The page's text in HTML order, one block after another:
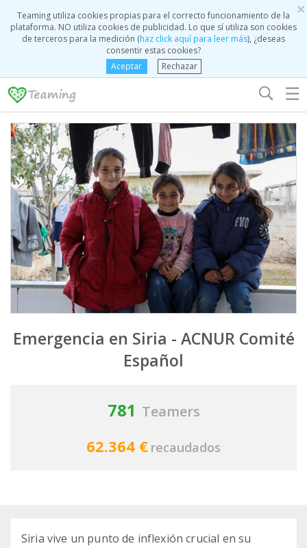
×
Teaming utiliza cookies propias para el correcto funcionamiento de la
plataforma. NO utiliza cookies de publicidad. Lo que sí utiliza son cookies
de terceros para la medición (haz click aquí para leer más), ¿deseas
consentir estas cookies?
Aceptar
Rechazar
☰
Emergencia en Siria - ACNUR Comité
Español
781 Teamers
62.364 € recaudados
Siria vive un punto de inflexión crucial en su